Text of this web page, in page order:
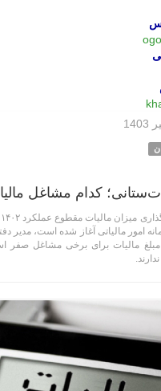
کدام مشاغل
امور مالیاتی آغاز شده است، مدیر
مبلغ مالیات برای برخی مشاغل صفر